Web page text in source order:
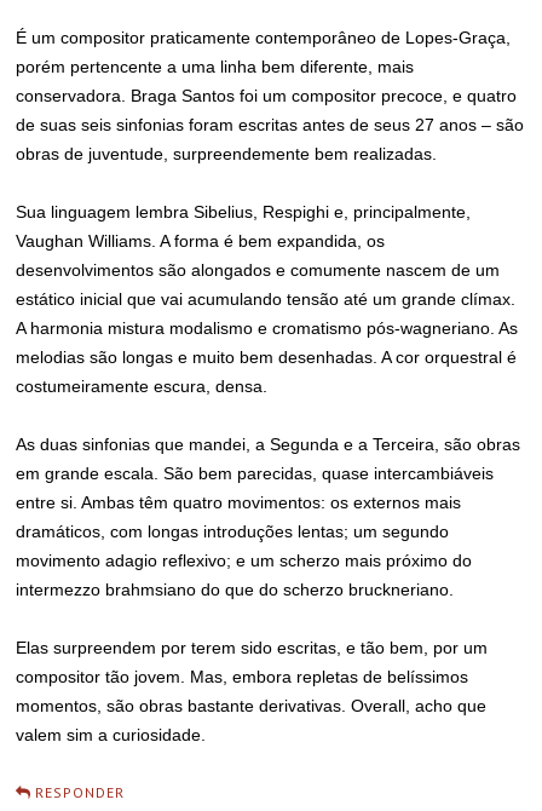
É um compositor praticamente contemporâneo de Lopes-Graça,
porém pertencente a uma linha bem diferente, mais
conservadora. Braga Santos foi um compositor precoce, e quatro
de suas seis sinfonias foram escritas antes de seus 27 anos – são
obras de juventude, surpreendemente bem realizadas.
Sua linguagem lembra Sibelius, Respighi e, principalmente,
Vaughan Williams. A forma é bem expandida, os
desenvolvimentos são alongados e comumente nascem de um
estático inicial que vai acumulando tensão até um grande clímax.
A harmonia mistura modalismo e cromatismo pós-wagneriano. As
melodias são longas e muito bem desenhadas. A cor orquestral é
costumeiramente escura, densa.
As duas sinfonias que mandei, a Segunda e a Terceira, são obras
em grande escala. São bem parecidas, quase intercambiáveis
entre si. Ambas têm quatro movimentos: os externos mais
dramáticos, com longas introduções lentas; um segundo
movimento adagio reflexivo; e um scherzo mais próximo do
intermezzo brahmsiano do que do scherzo bruckneriano.
Elas surpreendem por terem sido escritas, e tão bem, por um
compositor tão jovem. Mas, embora repletas de belíssimos
momentos, são obras bastante derivativas. Overall, acho que
valem sim a curiosidade.
RESPONDER